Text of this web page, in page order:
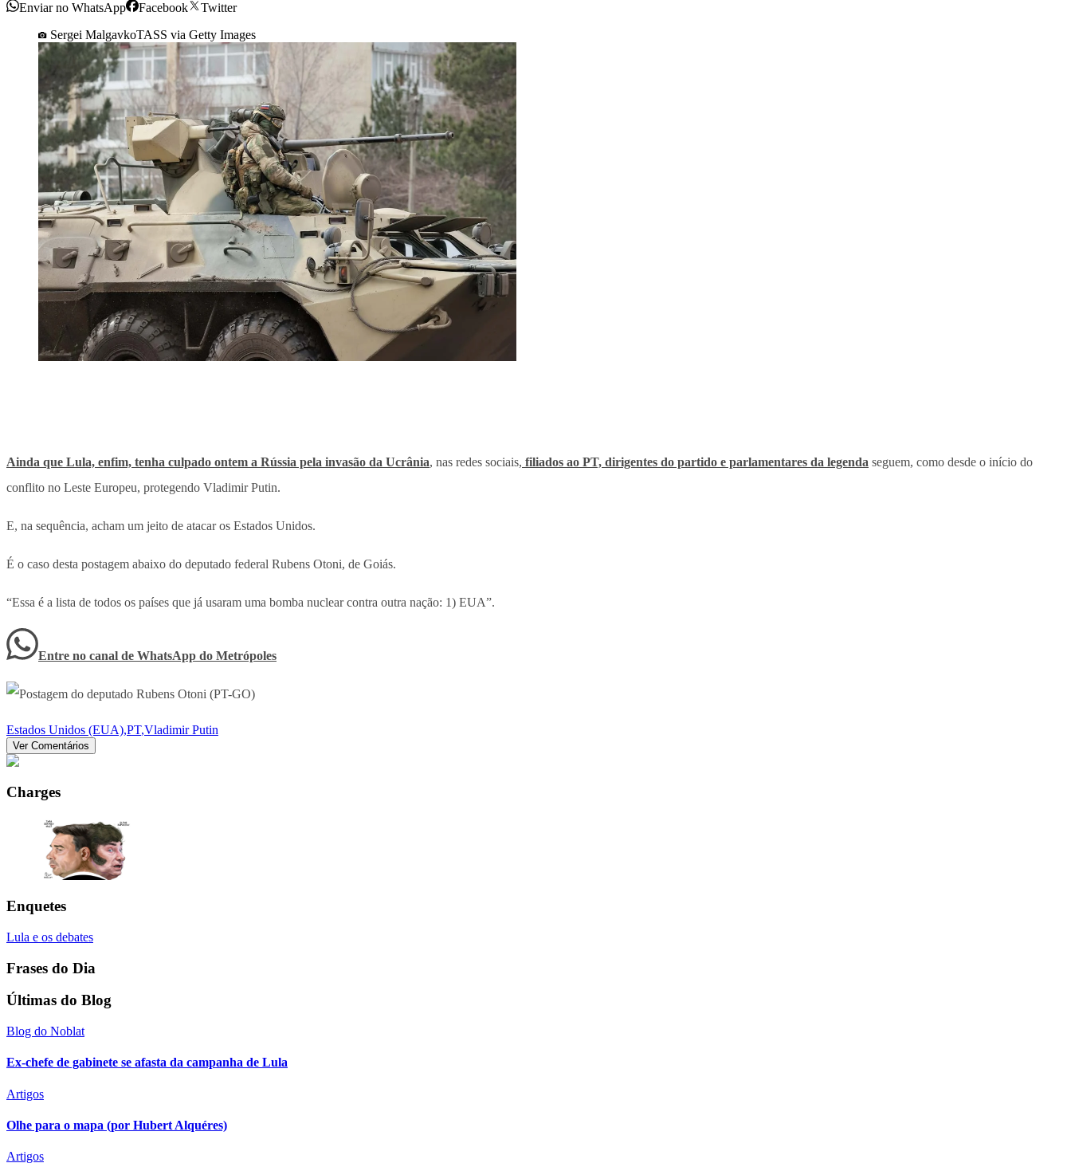
Enviar no WhatsApp
Facebook
Twitter
Sergei MalgavkoTASS via Getty Images
Ainda que Lula, enfim, tenha culpado ontem a Rússia pela invasão da Ucrânia, nas redes sociais, filiados ao PT, dirigentes do partido e parlamentares da legenda seguem, como desde o início do
conflito no Leste Europeu, protegendo Vladimir Putin.
E, na sequência, acham um jeito de atacar os Estados Unidos.
É o caso desta postagem abaixo do deputado federal Rubens Otoni, de Goiás.
“Essa é a lista de todos os países que já usaram uma bomba nuclear contra outra nação: 1) EUA”.
Entre no canal de WhatsApp do Metrópoles
Estados Unidos (EUA),PT,Vladimir Putin
Ver Comentários
Charges
Enquetes
Lula e os debates
Frases do Dia
Últimas do Blog
Blog do Noblat
Ex-chefe de gabinete se afasta da campanha de Lula
Artigos
Olhe para o mapa (por Hubert Alquéres)
Artigos